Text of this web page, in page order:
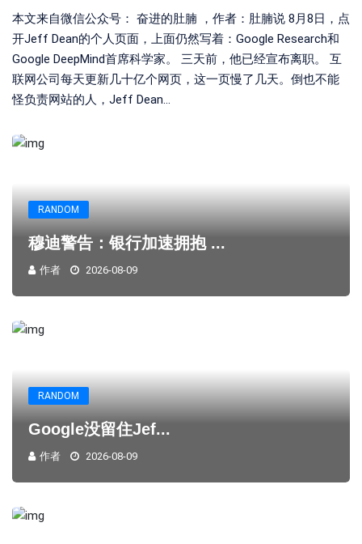
本文来自微信公众号： 奋进的肚腩 ，作者：肚腩说 8月8日，点
开Jeff Dean的个人页面，上面仍然写着：Google Research和
Google DeepMind首席科学家。 三天前，他已经宣布离职。 互
联网公司每天更新几十亿个网页，这一页慢了几天。倒也不能
怪负责网站的人，Jeff Dean...
RANDOM
穆迪警告：银行加速拥抱 ...
作者 2026-08-09
RANDOM
Google没留住Jef...
作者 2026-08-09